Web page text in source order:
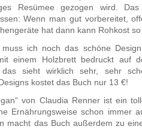
Resümee gezogen wird.
Wenn man gut vorbereitet,
hat dann kann Rohkost
muss ich noch das schöne
einem Holzbrett bedruckt auf
das sieht wirklich sehr, sehr
kostet das Buch nur 13 €!
von Claudia Renner ist ein
Ernährungsweise schon immer
macht das Buch außerdem zu